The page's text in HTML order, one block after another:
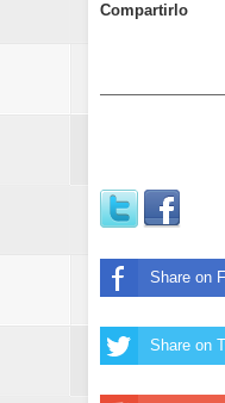
Compartirlo
Share on
Share on